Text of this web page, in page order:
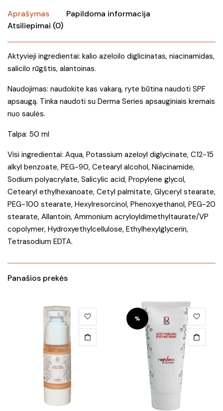
Aprašymas
Papildoma informacija
Atsiliepimai (0)
Aktyvieji ingredientai: kalio azeloilo diglicinatas, niacinamidas,
salicilo rūgštis, alantoinas.
Naudojimas: naudokite kas vakarą, ryte būtina naudoti SPF
apsaugą. Tinka naudoti su Derma Series apsauginiais kremais
nuo saulės.
Talpa: 50 ml
Visi ingredientai: Aqua, Potassium azeloyl diglycinate, C12-15
alkyl benzoate, PEG-90, Cetearyl alcohol, Niacinamide,
Sodium polyacrylate, Salicylic acid, Propylene glycol,
Cetearyl ethylhexanoate, Cetyl palmitate, Glyceryl stearate,
PEG-100 stearate, Hexylresorcinol, Phenoxyethanol, PEG-20
stearate, Allantoin, Ammonium acryloyldimethyltaurate/VP
copolymer, Hydroxyethylcellulose, Ethylhexylglycerin,
Tetrasodium EDTA.
Panašios prekės
%